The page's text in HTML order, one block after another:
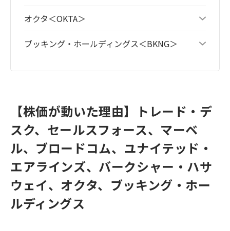
オクタ＜OKTA＞
ブッキング・ホールディングス＜BKNG＞
【株価が動いた理由】トレード・デ
スク、セールスフォース、マーベ
ル、ブロードコム、ユナイテッド・
エアラインズ、バークシャー・ハサ
ウェイ、オクタ、ブッキング・ホー
ルディングス